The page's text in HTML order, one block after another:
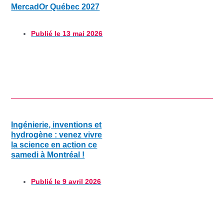
MercadOr Québec 2027
Publié le 13 mai 2026
Ingénierie, inventions et
hydrogène : venez vivre
la science en action ce
samedi à Montréal !
Publié le 9 avril 2026